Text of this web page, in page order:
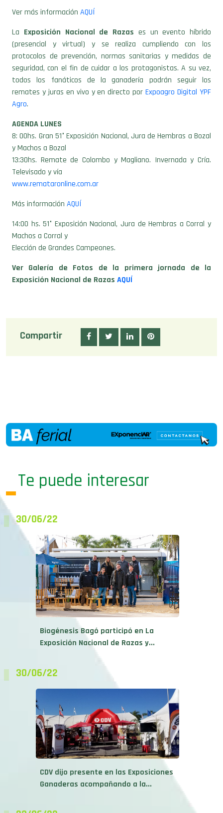
Ver más información AQUÍ
La Exposición Nacional de Razas es un evento híbrido
(presencial y virtual) y se realiza cumpliendo con los
protocolos de prevención, normas sanitarias y medidas de
seguridad, con el fin de cuidar a los protagonistas. A su vez,
todos los fanáticos de la ganadería podrán seguir los
remates y juras en vivo y en directo porExpoagro Digital YPF
Agro.
AGENDA LUNES
8: 00hs. Gran 51° Exposición Nacional, Jura de Hembras a Bozal
y Machos a Bozal
13:30hs. Remate de Colombo y Magliano. Invernada y Cría.
Televisado y vía
www.remataronline.com.ar
Más información AQUÍ
14:00 hs. 51° Exposición Nacional, Jura de Hembras a Corral y
Machos a Corral y
Elección de Grandes Campeones.
Ver Galería de Fotos de la primera jornada de la
Exposición Nacional de Razas AQUÍ
Compartir
Te puede interesar
30/06/22
Biogénesis Bagó participó en La
Exposición Nacional de Razas y...
30/06/22
CDV dijo presente en las Exposiciones
Ganaderas acompañando a la...